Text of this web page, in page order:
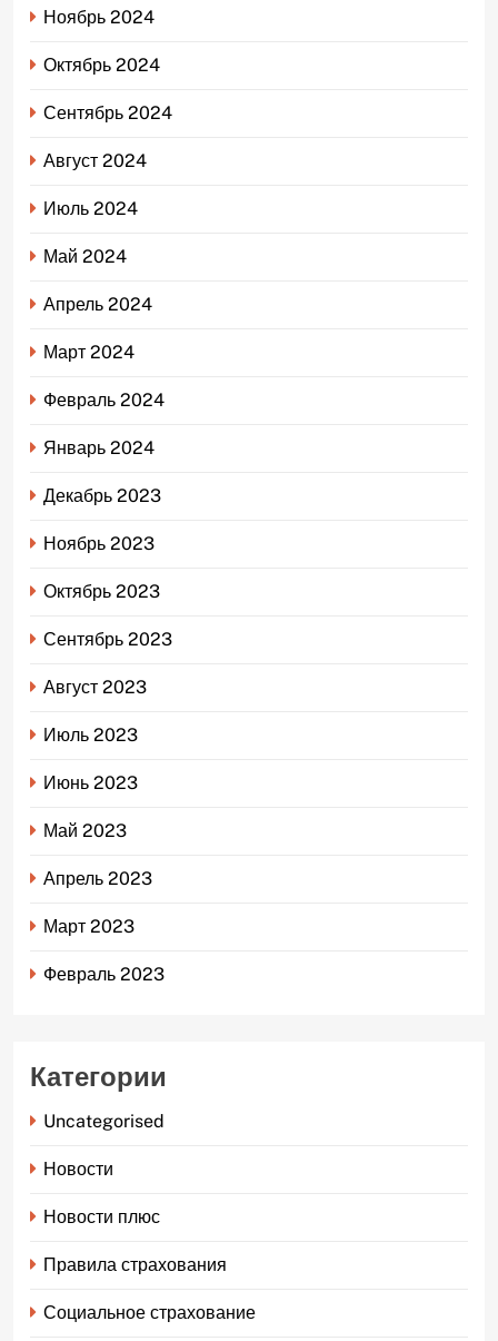
Ноябрь 2024
Октябрь 2024
Сентябрь 2024
Август 2024
Июль 2024
Май 2024
Апрель 2024
Март 2024
Февраль 2024
Январь 2024
Декабрь 2023
Ноябрь 2023
Октябрь 2023
Сентябрь 2023
Август 2023
Июль 2023
Июнь 2023
Май 2023
Апрель 2023
Март 2023
Февраль 2023
Категории
Uncategorised
Новости
Новости плюс
Правила страхования
Социальное страхование